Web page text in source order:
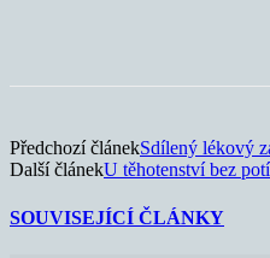
Předchozí článekSdílený lékový
Další článekU těhotenství bez
SOUVISEJÍCÍ ČLÁNKY